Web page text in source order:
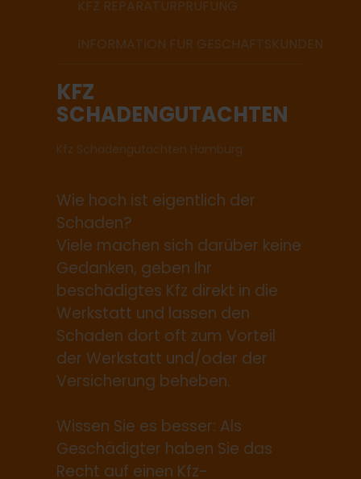
KFZ REPARATURPRÜFUNG
INFORMATION FÜR GESCHÄFTSKUNDEN
KFZ
SCHADENGUTACHTEN
Kfz Schadengutachten Hamburg
Wie hoch ist eigentlich der
Schaden?
Viele machen sich darüber keine
Gedanken, geben Ihr
beschädigtes Kfz direkt in die
Werkstatt und lassen den
Schaden dort oft zum Vorteil
der Werkstatt und/oder der
Versicherung beheben.
Wissen Sie es besser: Als
Geschädigter haben Sie das
Recht auf einen Kfz-